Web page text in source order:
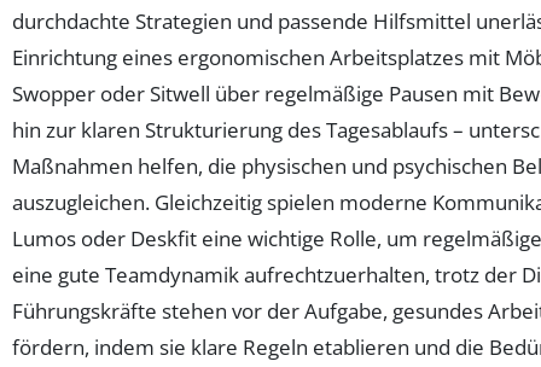
durchdachte Strategien und passende Hilfsmittel
Einrichtung eines ergonomischen Arbeitsplatzes mit
Swopper oder Sitwell über regelmäßige Pausen mit
hin zur klaren Strukturierung des Tagesablaufs –
Maßnahmen helfen, die physischen und psychischen
auszugleichen. Gleichzeitig spielen moderne
Lumos oder Deskfit eine wichtige Rolle, um
eine gute Teamdynamik aufrechtzuerhalten, trotz der
Führungskräfte stehen vor der Aufgabe, gesundes
fördern, indem sie klare Regeln etablieren und die